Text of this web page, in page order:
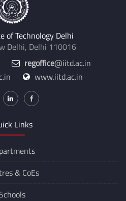
of Technology Delhi
Delhi, Delhi 110016
regoffice@iitd.ac.in
www.iitd.ac.in
Links
& CoEs